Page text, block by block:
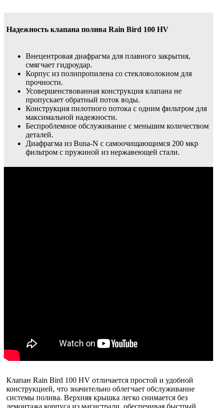
Надежность клапана полива Rain Bird 100 HV
Внецентровая диафрагма для плавного закрытия,
смягчает гидроудар.
Корпус из полипропилена со стекловолокном для
прочности.
Усовершенствованная конструкция клапана не
пропускает обратный поток воды.
Конструкция пилотного потока с одним фильтром для
максимальной надежности.
Беспроблемное обслуживание с меньшим количеством
деталей.
Диафрагма из Buna-N с самоочищающимся 200 мкр
фильтром с пружиной из нержавеющей стали.
Клапан Rain Bird 100 HV отличается простой и удобной
конструкцией, что значительно облегчает обслуживание
системы полива. Верхняя крышка легко снимается без